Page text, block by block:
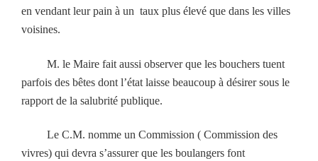
en vendant leur pain à un taux plus élevé que dans les villes
voisines.
M. le Maire fait aussi observer que les bouchers tuent
parfois des bêtes dont l’état laisse beaucoup à désirer sous le
rapport de la salubrité publique.
Le C.M. nomme un Commission ( Commission des
vivres) qui devra s’assurer que les boulangers font